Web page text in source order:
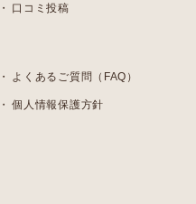
口コミ投稿
よくあるご質問（FAQ）
個人情報保護方針